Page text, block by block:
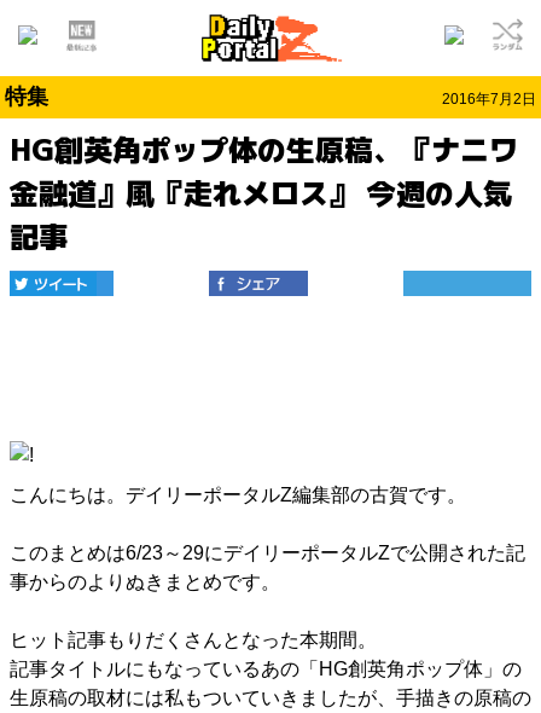
特集 2016年7月2日
HG創英角ポップ体の生原稿、『ナニワ
金融道』風『走れメロス』 今週の人気
記事
こんにちは。デイリーポータルZ編集部の古賀です。
このまとめは6/23～29にデイリーポータルZで公開された記
事からのよりぬきまとめです。
ヒット記事もりだくさんとなった本期間。
記事タイトルにもなっているあの「HG創英角ポップ体」の
生原稿の取材には私もついていきましたが、手描きの原稿の